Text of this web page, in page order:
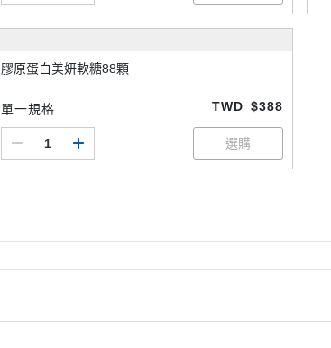
膠原蛋白美妍軟糖88顆
單一規格 TWD $388